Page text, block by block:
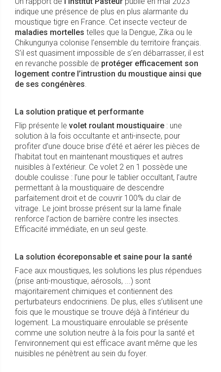
indique une présence de plus en plus alarmante du
moustique tigre en France. Cet insecte vecteur de
maladies mortelles telles que la Dengue, Zika ou le
Chikungunya colonise l’ensemble du territoire français.
S’il est quasiment impossible de s’en débarrasser, il est
en revanche possible de protéger efficacement son
logement contre l’intrustion du moustique ainsi que
de ses congénères.
La solution pratique et performante
Flip présente le volet roulant moustiquaire : une
solution à la fois occultante et anti-insecte, pour
profiter d’une douce brise d’été et aérer les pièces de
l’habitat tout en maintenant moustiques et autres
nuisibles à l’extérieur. Ce volet 2 en 1 possède une
double coulisse : l’une pour le tablier occultant, l’autre
permettant à la moustiquaire de descendre
parfaitement droit et de couvrir 100% du clair de
vitrage. Le joint brosse présent sur la lame finale
renforce l’action de barrière contre les insectes.
Efficacité immédiate, en un seul geste.
La solution écoreponsable et saine pour la santé
Face aux moustiques, les solutions les plus répendues
(prise anti-moustique, aérosols, ...) sont
majoritairement chimiques et contiennent des
perturbateurs endocriniens. De plus, elles s’utilisent une
fois que le moustique se trouve déjà à l’intérieur du
logement. La moustiquaire enroulable se présente
comme une solution neutre à la fois pour la santé et
l’environnement qui est efficace avant même que les
nuisibles ne pénètrent au sein du foyer.